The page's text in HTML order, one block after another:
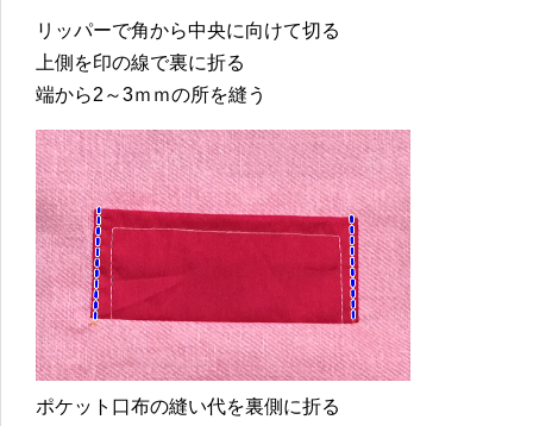
リッパーで角から中央に向けて切る
上側を印の線で裏に折る
端から2～3ｍｍの所を縫う
ポケット口布の縫い代を裏側に折る